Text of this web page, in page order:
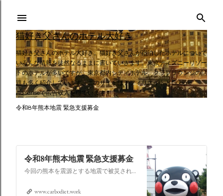
スキップしてメイン コンテンツに移動
猫好き父さんのホテル大好き
猫好き父さんのホテル大好き。猫好き父さんが宿泊したホテルについて
いろんな情報を徒然なるままに書いていきます。東京ディズニーリゾー
トのホテルが多いですが、東京都内シティホテル、クラブラウンジの話
題も多く紹介しています。このサイトはアフィリエイトとGoogle
AdSenseで広告収入を得ています。
令和8年熊本地震 緊急支援募金
令和8年熊本地震 緊急支援募金
今回の熊本を震源とする地震で被災された皆さままだまだ余震も続き大変な時間を過ごされていると思います。心よりお見舞い申し上げます
www.carbodiet.work